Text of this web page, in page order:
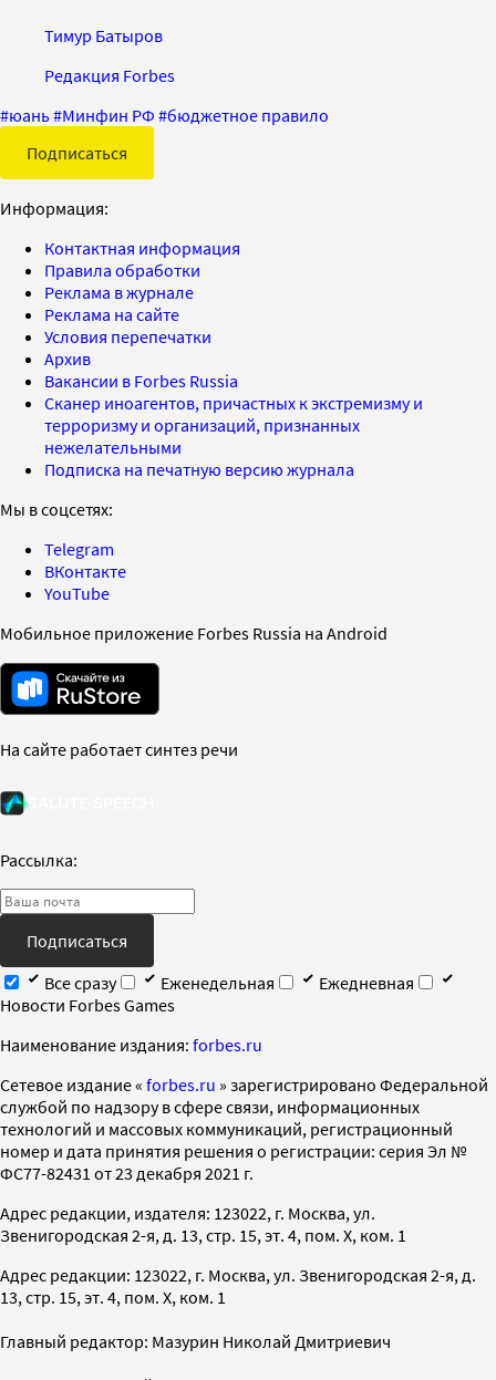
Тимур Батыров
Редакция Forbes
#юань#Минфин РФ #бюджетное правило
Подписаться
Информация:
Контактная информация
Правила обработки
Реклама в журнале
Реклама на сайте
Условия перепечатки
Архив
Вакансии в Forbes Russia
Сканер иноагентов, причастных к экстремизму и
терроризму и организаций, признанных
нежелательными
Подписка на печатную версию журнала
Мы в соцсетях:
Telegram
ВКонтакте
YouTube
Мобильное приложение Forbes Russia на Android
На сайте работает синтез речи
Рассылка:
Подписаться
Все сразу
Еженедельная
Ежедневная
Новости Forbes Games
Наименование издания: forbes.ru
Cетевое издание « forbes.ru » зарегистрировано Федеральной
службой по надзору в сфере связи, информационных
технологий и массовых коммуникаций, регистрационный
номер и дата принятия решения о регистрации: серия Эл №
ФС77-82431 от 23 декабря 2021 г.
Адрес редакции, издателя: 123022, г. Москва, ул.
Звенигородская 2-я, д. 13, стр. 15, эт. 4, пом. X, ком. 1
Адрес редакции: 123022, г. Москва, ул. Звенигородская 2-я, д.
13, стр. 15, эт. 4, пом. X, ком. 1
Главный редактор: Мазурин Николай Дмитриевич